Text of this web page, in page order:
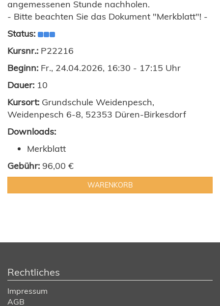
angemessenen Stunde nachholen.
- Bitte beachten Sie das Dokument "Merkblatt"! -
Status:
Kursnr.: P22216
Beginn: Fr., 24.04.2026, 16:30 - 17:15 Uhr
Dauer: 10
Kursort: Grundschule Weidenpesch,
Weidenpesch 6-8, 52353 Düren-Birkesdorf
Downloads:
Merkblatt
Gebühr: 96,00 €
WARENKORB
Rechtliches
Impressum
AGB